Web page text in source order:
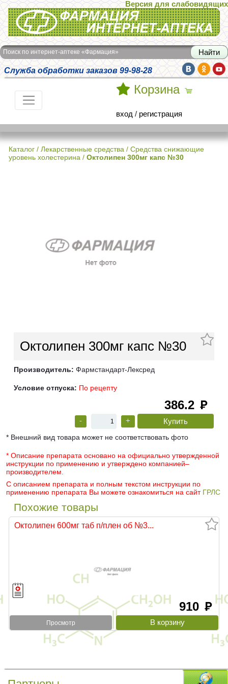
Интернет-аптека Фармация
Версия для слабовидящих
Поиск по интернет-аптеке «Фармация»
Служба обработки заказов 99-98-28
Корзина
вход / регистрация
Каталог / Лекарственные средства / Средства снижающие
уровень холестерина / Октолипен 300мг капс №30
Октолипен 300мг капс №30
Производитель: Фармстандарт-Лексред
Условие отпуска: По рецепту
386.2 руб
- +
* Внешний вид товара может не соответствовать фото
* Описание препарата основано на официально утвержденной
инструкции по применению и утверждено компанией–
производителем.
С описанием препарата и полным текстом инструкции по
применению препарата Вы можете ознакомиться на сайт ГРЛС
Похожие товары
Октолипен 600мг таб п/плен об №3...
910 руб
Просмотр